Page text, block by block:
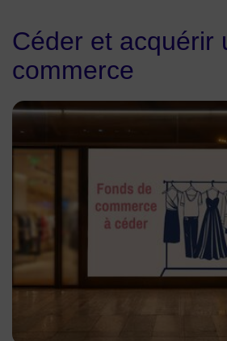
Céder et acquérir
commerce
Image pour les fonds de commerce